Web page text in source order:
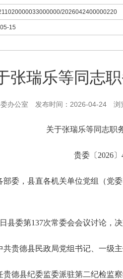
2026042400000220
15
张瑞乐等同志
办公室 发布时间：2026-04-24 浏
关于张瑞乐等同志职
贵委〔2026〕
部委，县直各机关单位党组（党
县委第137次常委会会议讨论，决
贵德县民政局党组书记、一级主
贵德县纪委监委派驻第二纪检监